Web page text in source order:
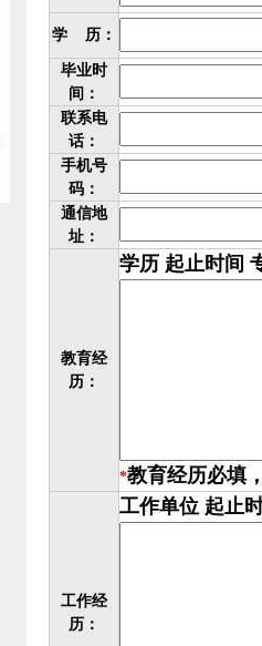
学 历：
毕业时
间：
联系电
话：
手机号
码：
通信地
址：
教育经
历：
学历 起止时间
*教育经历必填
工作经
历：
工作单位 起止